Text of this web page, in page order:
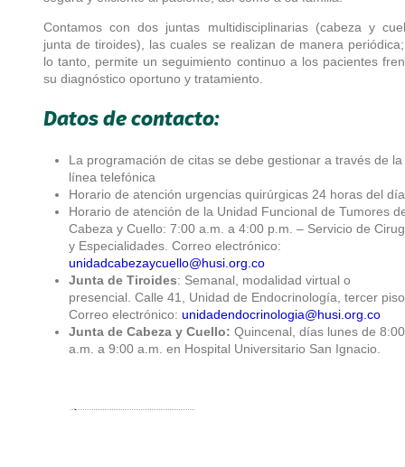
Contamos con dos juntas multidisciplinarias (cabeza y
junta de tiroides), las cuales se realizan de manera
lo tanto, permite un seguimiento continuo a los pacientes
su diagnóstico oportuno y tratamiento.
Datos de contacto:
La programación de citas se debe gestionar a través de la
línea telefónica
Horario de atención urgencias quirúrgicas 24 horas del
Horario de atención de la Unidad Funcional de Tumores
Cabeza y Cuello: 7:00 a.m. a 4:00 p.m. – Servicio de
y Especialidades. Correo electrónico:
unidadcabezaycuello@husi.org.co
Junta de Tiroides: Semanal, modalidad virtual o
presencial. Calle 41, Unidad de Endocrinología, tercer
Correo electrónico: unidadendocrinologia@husi.org.co
Junta de Cabeza y Cuello: Quincenal, días lunes de 8:00
a.m. a 9:00 a.m. en Hospital Universitario San Ignacio.